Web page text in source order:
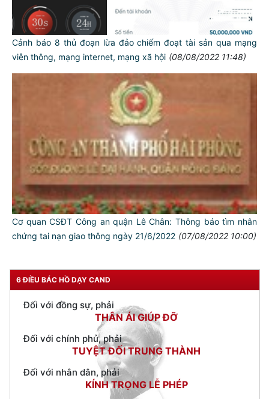
Cảnh báo 8 thủ đoạn lừa đảo chiếm đoạt tài sản qua mạng
viễn thông, mạng internet, mạng xã hội (08/08/2022 11:48)
Cơ quan CSĐT Công an quận Lê Chân: Thông báo tìm nhân
chứng tai nạn giao thông ngày 21/6/2022 (07/08/2022 10:00)
6 ĐIỀU BÁC HỒ DẠY CAND
TƯ CÁCH
NGƯỜI CÔNG AN CÁCH MỆNH LÀ:
Đối với tự mình, phải
Đối với đồng sự, phải
THÂN ÁI GIÚP ĐỠ
Đối với chính phủ, phải
TUYỆT ĐỐI TRUNG THÀNH
Đối với nhân dân, phải
KÍNH TRỌNG LỄ PHÉP
Đối với công việc, phải
TẬN TỤY